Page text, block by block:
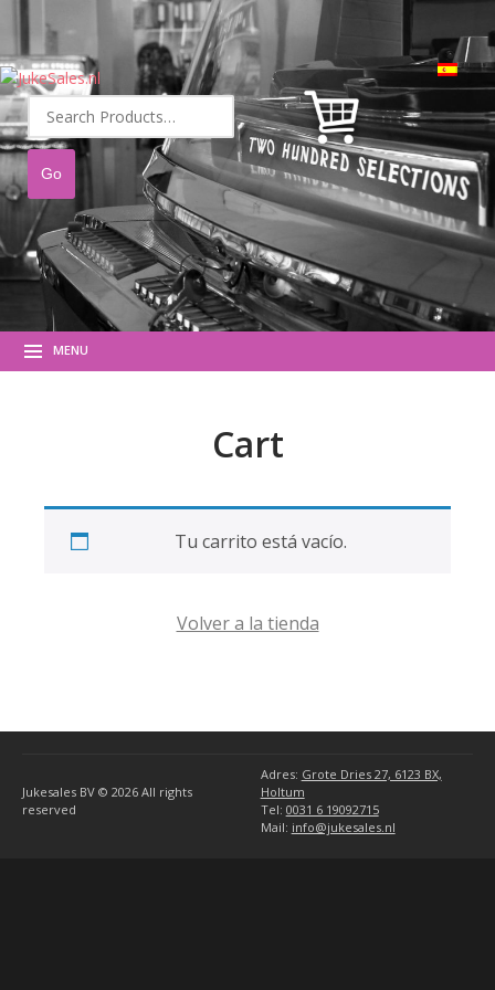
Buscar
por:
MENU
Cart
Tu carrito está vacío.
Volver a la tienda
Jukesales BV © 2026 All rights
reserved
Adres: Grote Dries 27, 6123 BX,
Holtum
Tel: 0031 6 19092715
Mail: info@jukesales.nl